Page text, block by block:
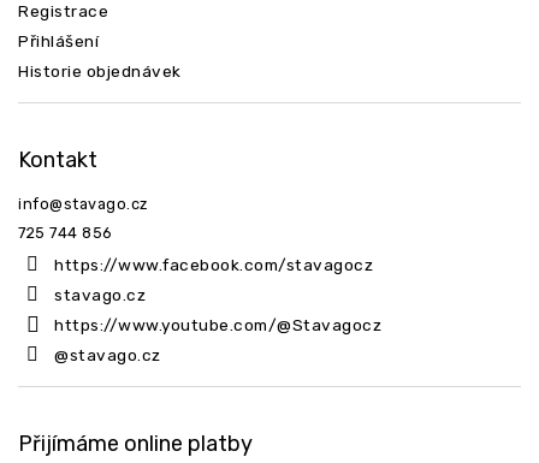
Registrace
Přihlášení
Historie objednávek
Kontakt
info@stavago.cz
725 744 856
https://www.facebook.com/stavagocz
stavago.cz
https://www.youtube.com/@Stavagocz
@stavago.cz
Přijímáme online platby